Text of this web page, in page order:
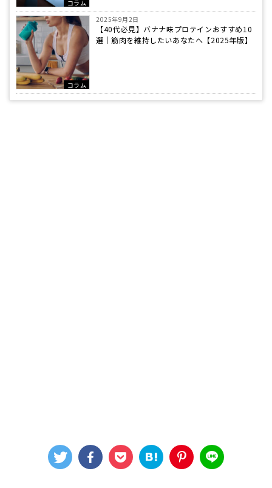
コラム
コラム
2025年9月2日
【40代必見】バナナ味プロテインおすすめ10
選｜筋肉を維持したいあなたへ【2025年版】